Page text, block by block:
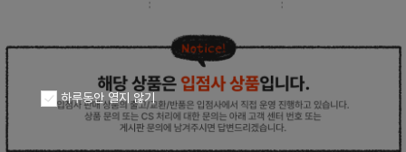
하루동안 열지 않기